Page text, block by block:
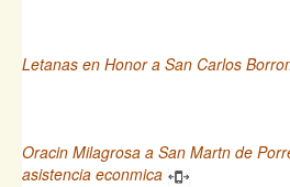
Letanas en Honor a San Carlos
Oracin Milagrosa a San Martn de
asistencia econmica